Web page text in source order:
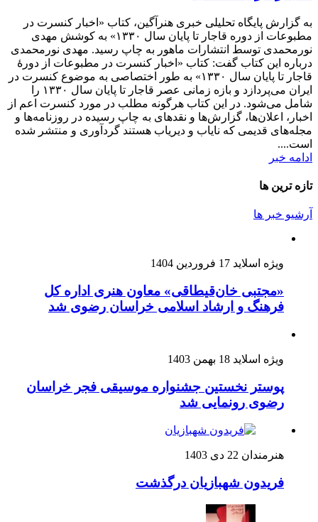
به گزارش پایگاه تحلیلی خبری هنرآگین، کتاب «اخبار کنسرت در
مطبوعات از دوره قاجار تا پایان سال ۱۳۳۰» به کوشش مهدی
نورمحمدی توسط انتشارات ماهور به چاپ رسید. مهدی نورمحمدی
درباره این کتاب گفت: کتاب «اخبار کنسرت در مطبوعات از دورۀ
قاجار تا پایان سال ۱۳۳۰» به طور اختصاصی به موضوع کنسرت در
ایران می‌پردازد و بازه زمانی عصر قاجار تا پایان سال ۱۳۳۰ را
شامل می‌شود. در این کتاب هرگونه مطلب در مورد کنسرت اعم از
اخبار، اعلان‌ها، گزارش‌ها و نقدهای به چاپ رسیده در روزنامه‌ها و
مجله‌های قدیمی که نایاب و دیریاب هستند گردآوری و منتشر شده
است....
ادامه خبر
تازه ترین ها
آرشیو خبر ها
ویژه اسلاید 17 فروردین 1404
«مجتبی خان‌قیطاقی» معاون هنری اداره کل
فرهنگ و ارشاد اسلامی خراسان رضوی شد
ویژه اسلاید 18 بهمن 1403
پوستر نخستین جشنواره موسیقی فجر خراسان
رضوی رونمایی شد
هنرمندان 22 دی 1403
فریدون شهبازیان درگذشت